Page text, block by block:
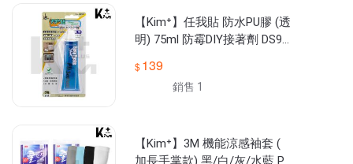
⭕商品一律台灣現貨出貨，含稅開發票
📢有商品相關問題請善用問與答與露露通讓小幫手為您服務
📢下單前請先看關於我了解更多資訊
🕘營業時間 : 周一至周五 09:00-17:00 / 國定例假日公休無服
【Kim⁺】任我貼 防水PU膠 (透
明) 75ml 防霉DIY接著劑 DS90
139
銷售 1
【Kim⁺】3M 機能涼感袖套 (
加長手掌款) 黑/白/灰/水藍 PS